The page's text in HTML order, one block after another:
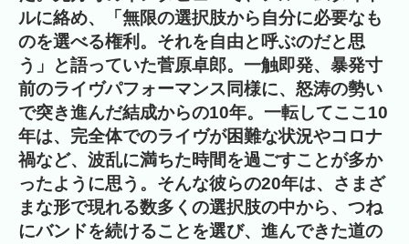
ルに絡め、「無限の選択肢から自分に必要なも
のを選べる権利。それを自由と呼ぶのだと思
う」と語っていた菅原卓郎。一触即発、暴発寸
前のライヴパフォーマンス同様に、怒涛の勢い
で突き進んだ結成からの10年。一転してここ10
年は、完全体でのライヴが困難な状況やコロナ
禍など、波乱に満ちた時間を過ごすことが多か
ったように思う。そんな彼らの20年は、さまざ
まな形で現れる数多くの選択肢の中から、つね
にバンドを続けることを選び、進んできた道の